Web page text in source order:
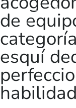
de
esquí